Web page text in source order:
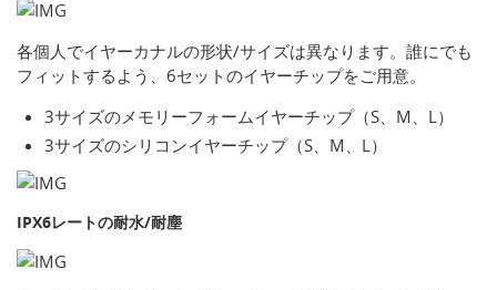
各個人でイヤーカナルの形状/サイズは異なります。誰にでも
フィットするよう、6セットのイヤーチップをご用意。
3サイズのメモリーフォームイヤーチップ（S、M、L）
3サイズのシリコンイヤーチップ（S、M、L）
IPX6レートの耐水/耐塵